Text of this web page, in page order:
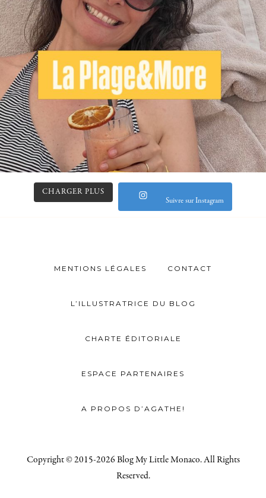
CHARGER PLUS
Suivre sur Instagram
MENTIONS LÉGALES CONTACT
L’ILLUSTRATRICE DU BLOG
CHARTE ÉDITORIALE
ESPACE PARTENAIRES
A PROPOS D’AGATHE!
Copyright © 2015-2026 Blog My Little Monaco. All Rights
Reserved.